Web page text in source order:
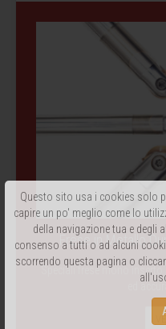
Questo sito usa i cookies solo
capire un po' meglio come lo
della navigazione tua e degli
consenso a tutti o ad alcuni
scorrendo questa pagina o
Frese in Metallo
Speciali frese mono